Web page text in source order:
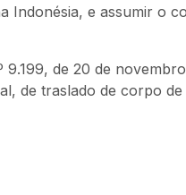
Indonésia, e assumir o
de 20 de
de traslado de corpo